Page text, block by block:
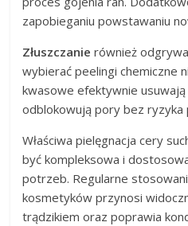
zapobieganiu powstawaniu
Złuszczanie również
wybierać peelingi chemiczne
kwasowe efektywnie
odblokowują pory bez ryzyka
Właściwa pielęgnacja cery
być kompleksowa i
potrzeb. Regularne
kosmetyków przynosi
trądzikiem oraz poprawia